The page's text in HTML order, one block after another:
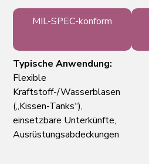
MIL-SPEC-konform
Typische Anwendung:
Flexible
Kraftstoff-/Wasserblasen
(„Kissen-Tanks“),
einsetzbare Unterkünfte,
Ausrüstungsabdeckungen